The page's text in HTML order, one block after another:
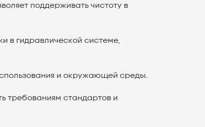
поддерживать чистоту в
в гидравлической системе,
и окружающей среды.
требованиям стандартов и